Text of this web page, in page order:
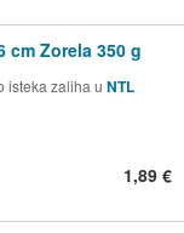
cm Zorela 350 g
isteka zaliha u NTL
1,89 €